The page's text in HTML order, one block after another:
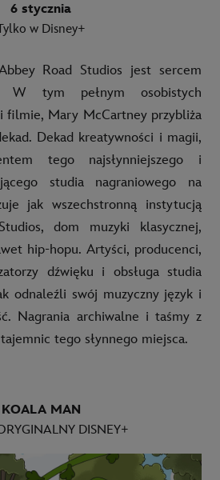
6 stycznia
w Disney+
Road Studios jest sercem
W tym pełnym osobistych
filmie, Mary McCartney przybliża
Dekad kreatywności i magii,
tego najsłynniejszego i
studia nagraniowego na
jak wszechstronną instytucją
dom muzyki klasycznej,
hip-hopu. Artyści, producenci,
dźwięku i obsługa studia
odnaleźli swój muzyczny język i
Nagrania archiwalne i taśmy z
tego słynnego miejsca.
KOALA MAN
DISNEY+